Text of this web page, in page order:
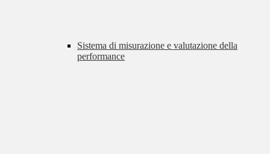
Sistema di misurazione e valutazione della
performance